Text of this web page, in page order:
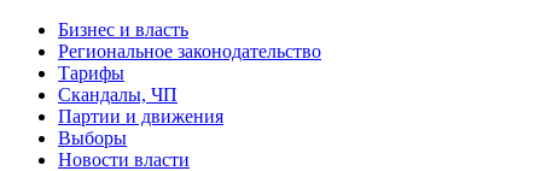
Бизнес и власть
Региональное законодательство
Тарифы
Скандалы, ЧП
Партии и движения
Выборы
Новости власти